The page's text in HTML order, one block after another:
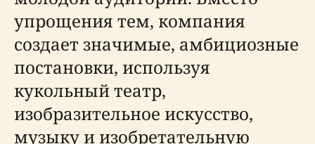
упрощения тем, компания
создает значимые, амбициозные
постановки, используя
кукольный театр,
изобразительное искусство,
музыку и изобретательную